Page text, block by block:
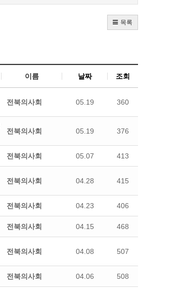
목록
이름 날짜 조회
전북의사회 05.19 360
전북의사회 05.19 376
전북의사회 05.07 413
전북의사회 04.28 415
전북의사회 04.23 406
전북의사회 04.15 468
전북의사회 04.08 507
전북의사회 04.06 508